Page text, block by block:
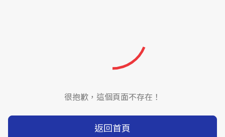
很抱歉，這個頁面不存在！
返回首頁